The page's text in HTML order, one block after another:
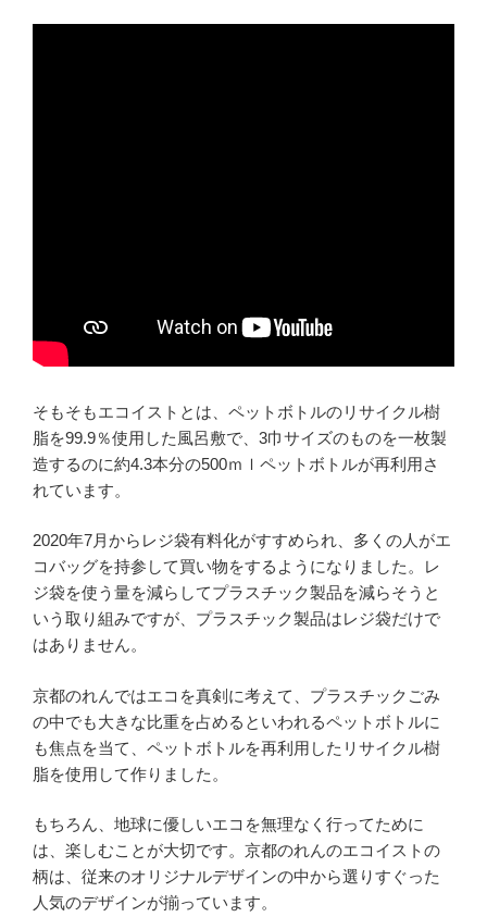
そもそもエコイストとは、ペットボトルのリサイクル樹
脂を99.9％使用した風呂敷で、3巾サイズのものを一枚製
造するのに約4.3本分の500ｍｌペットボトルが再利用さ
れています。
2020年7月からレジ袋有料化がすすめられ、多くの人がエ
コバッグを持参して買い物をするようになりました。レ
ジ袋を使う量を減らしてプラスチック製品を減らそうと
いう取り組みですが、プラスチック製品はレジ袋だけで
はありません。
京都のれんではエコを真剣に考えて、プラスチックごみ
の中でも大きな比重を占めるといわれるペットボトルに
も焦点を当て、ペットボトルを再利用したリサイクル樹
脂を使用して作りました。
もちろん、地球に優しいエコを無理なく行ってために
は、楽しむことが大切です。京都のれんのエコイストの
柄は、従来のオリジナルデザインの中から選りすぐった
人気のデザインが揃っています。